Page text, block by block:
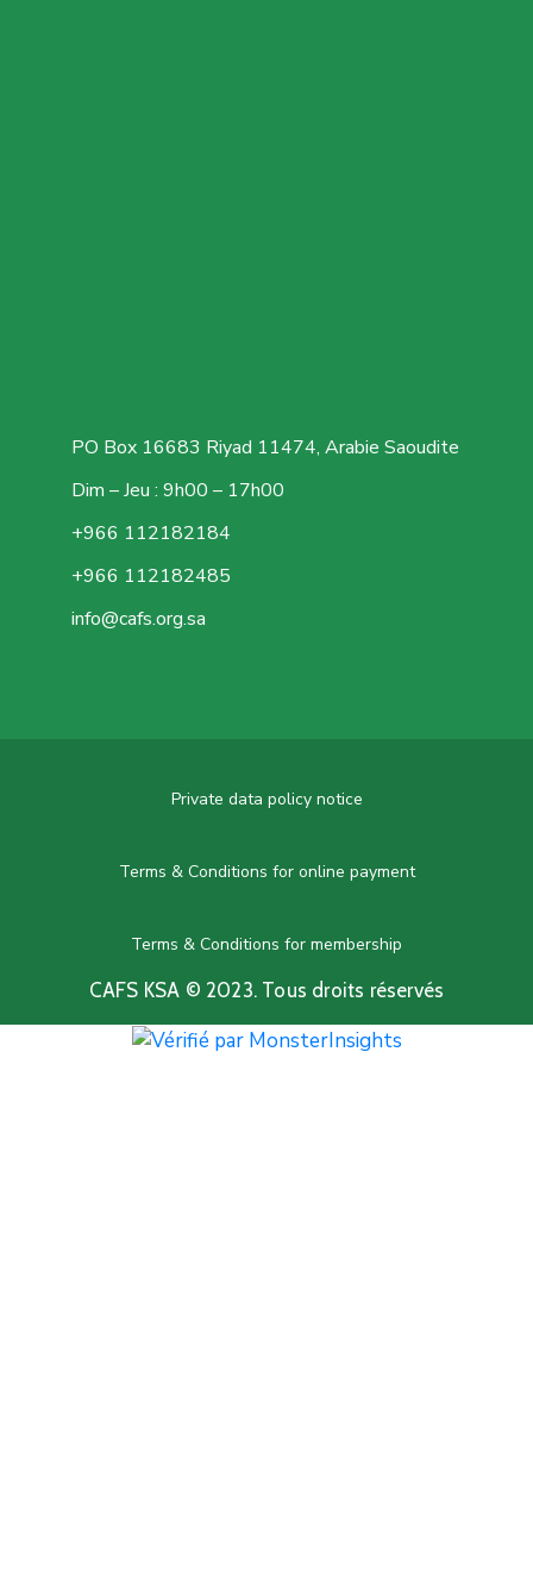
PO Box 16683 Riyad 11474, Arabie Saoudite
Dim – Jeu : 9h00 – 17h00
+966 112182184
+966 112182485
info@cafs.org.sa
Private data policy notice
Terms & Conditions for online payment
Terms & Conditions for membership
CAFS KSA © 2023. Tous droits réservés